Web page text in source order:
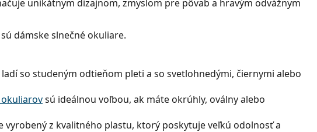
unikátnym dizajnom, zmyslom pre pôvab a hravým odvážnym
sú dámske slnečné okuliare.
so studeným odtieňom pleti a so svetlohnedými, čiernymi alebo
sú ideálnou voľbou, ak máte okrúhly, oválny alebo
vyrobený z kvalitného plastu, ktorý poskytuje veľkú odolnosť a